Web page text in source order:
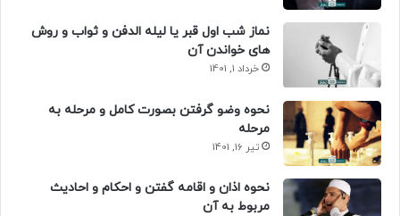
نماز شب اول قبر یا لیله الدفن و ثواب و روش
های خواندن آن
خرداد 1, 1401
نحوه وضو گرفتن بصورت کامل و مرحله به
مرحله
تیر 16, 1401
نحوه اذان و اقامه گفتن و احکام و احادیث
مربوط به آن